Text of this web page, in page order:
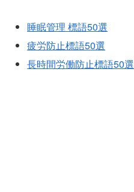
睡眠管理 標語50選
疲労防止標語50選
長時間労働防止標語50選